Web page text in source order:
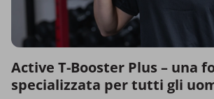
Active T-Booster Plus – una
specializzata per tutti gli